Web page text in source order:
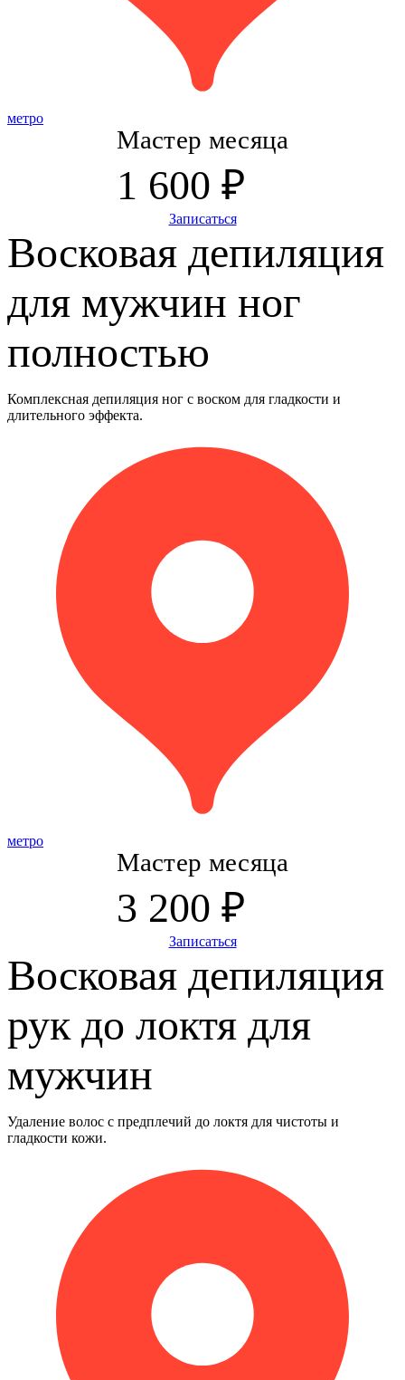
метро
Мастер месяца
1 600 ₽
Записаться
Восковая депиляция
для мужчин ног
полностью
Комплексная депиляция ног с воском для гладкости и
длительного эффекта.
метро
Мастер месяца
3 200 ₽
Записаться
Восковая депиляция
рук до локтя для
мужчин
Удаление волос с предплечий до локтя для чистоты и
гладкости кожи.